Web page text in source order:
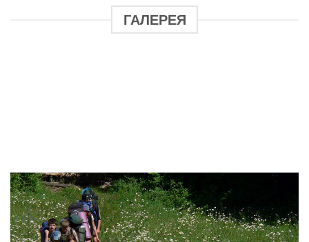
ГАЛЕРЕЯ